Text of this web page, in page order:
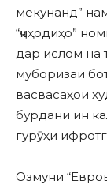
мекунанд”
“ҷиҳодиҳо”
дар ислом на
муборизаи
васвасаҳои
бурдани ин
гурӯҳи
Озмуни